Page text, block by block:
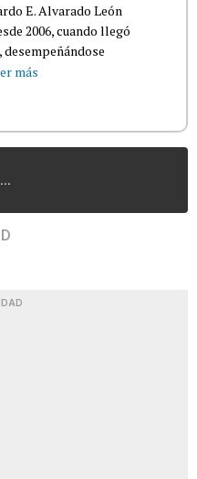
E. Alvarado León
2006, cuando llegó
más
...